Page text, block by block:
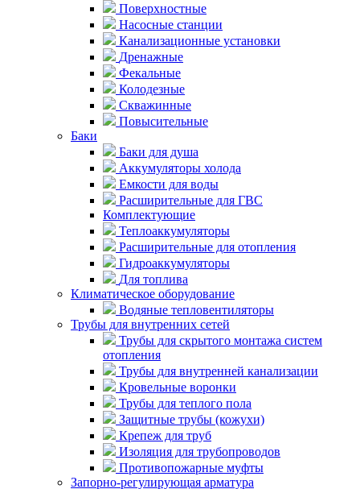
Поверхностные
Насосные станции
Канализационные установки
Дренажные
Фекальные
Колодезные
Скважинные
Повысительные
Баки
Баки для душа
Аккумуляторы холода
Емкости для воды
Расширительные для ГВС
Комплектующие
Теплоаккумуляторы
Расширительные для отопления
Гидроаккумуляторы
Для топлива
Климатическое оборудование
Водяные тепловентиляторы
Трубы для внутренних сетей
Трубы для скрытого монтажа систем
отопления
Трубы для внутренней канализации
Кровельные воронки
Трубы для теплого пола
Защитные трубы (кожухи)
Крепеж для труб
Изоляция для трубопроводов
Противопожарные муфты
Запорно-регулирующая арматура